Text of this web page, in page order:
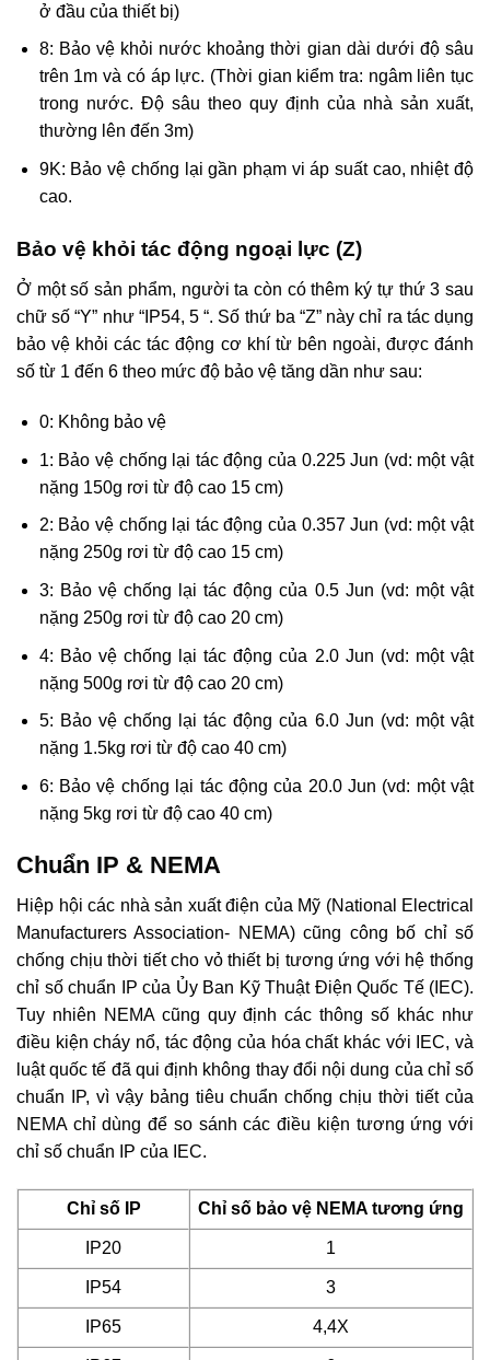
ở đầu của thiết bị)
8: Bảo vệ khỏi nước khoảng thời gian dài dưới độ sâu
trên 1m và có áp lực. (Thời gian kiểm tra: ngâm liên tục
trong nước. Độ sâu theo quy định của nhà sản xuất,
thường lên đến 3m)
9K: Bảo vệ chống lại gần phạm vi áp suất cao, nhiệt độ
cao.
Bảo vệ khỏi tác động ngoại lực (Z)
Ở một số sản phẩm, người ta còn có thêm ký tự thứ 3 sau
chữ số “Y” như “IP54, 5 “. Số thứ ba “Z” này chỉ ra tác dụng
bảo vệ khỏi các tác động cơ khí từ bên ngoài, được đánh
số từ 1 đến 6 theo mức độ bảo vệ tăng dần như sau:
0: Không bảo vệ
1: Bảo vệ chống lại tác động của 0.225 Jun (vd: một vật
nặng 150g rơi từ độ cao 15 cm)
2: Bảo vệ chống lại tác động của 0.357 Jun (vd: một vật
nặng 250g rơi từ độ cao 15 cm)
3: Bảo vệ chống lại tác động của 0.5 Jun (vd: một vật
nặng 250g rơi từ độ cao 20 cm)
4: Bảo vệ chống lại tác động của 2.0 Jun (vd: một vật
nặng 500g rơi từ độ cao 20 cm)
5: Bảo vệ chống lại tác động của 6.0 Jun (vd: một vật
nặng 1.5kg rơi từ độ cao 40 cm)
6: Bảo vệ chống lại tác động của 20.0 Jun (vd: một vật
nặng 5kg rơi từ độ cao 40 cm)
Chuẩn IP & NEMA
Hiệp hội các nhà sản xuất điện của Mỹ (National Electrical
Manufacturers Association- NEMA) cũng công bố chỉ số
chống chịu thời tiết cho vỏ thiết bị tương ứng với hệ thống
chỉ số chuẩn IP của Ủy Ban Kỹ Thuật Điện Quốc Tế (IEC).
Tuy nhiên NEMA cũng quy định các thông số khác như
điều kiện cháy nổ, tác động của hóa chất khác với IEC, và
luật quốc tế đã qui định không thay đổi nội dung của chỉ số
chuẩn IP, vì vậy bảng tiêu chuẩn chống chịu thời tiết của
NEMA chỉ dùng để so sánh các điều kiện tương ứng với
chỉ số chuẩn IP của IEC.
Chỉ số IP Chỉ số bảo vệ NEMA tương ứng
IP20 1
IP54 3
IP65 4,4X